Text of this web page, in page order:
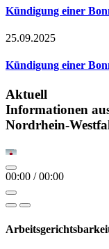
Kündigung einer
25.09.2025
Kündigung einer
Aktuell
Informationen
Nordrhein-
00:00 /00:00